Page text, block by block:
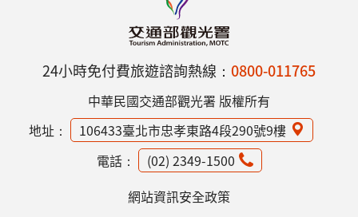
24小時免付費旅遊諮詢熱線： 0800-011765
中華民國交通部觀光署 版權所有
地址：
106433臺北市忠孝東路4段290號9樓
電話：
(02) 2349-1500
網站資訊安全政策